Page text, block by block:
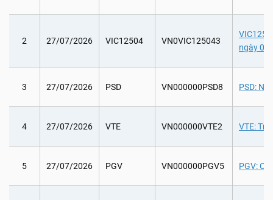
2 27/07/2026 VIC12504 VN0VIC125043
ngày
3 27/07/2026 PSD VN000000PSD8 PSD:
4 27/07/2026 VTE VN000000VTE2 VTE:
5 27/07/2026 PGV VN000000PGV5 PGV: